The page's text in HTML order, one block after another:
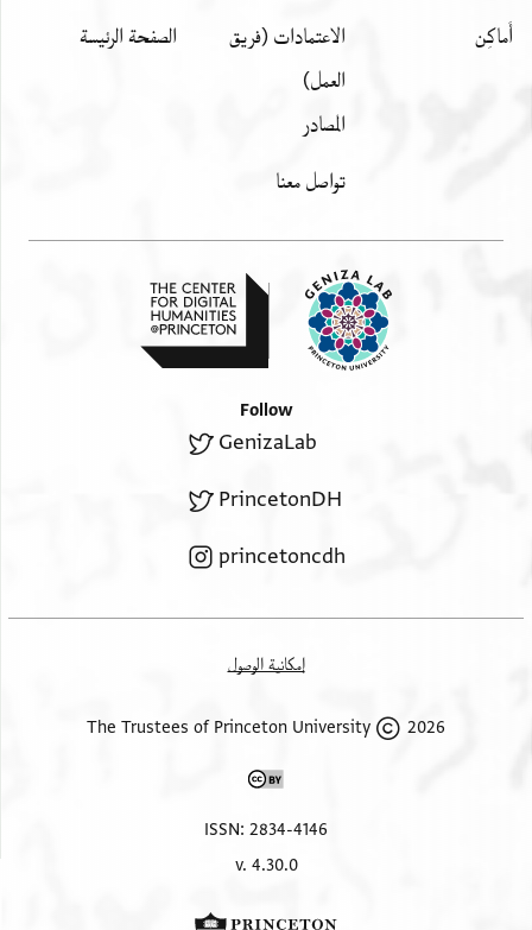
أَماكِن
الاعتمادات (فريق
العمل)
المصادر
تواصل معنا
الصفحة الرئيسة
Follow
GenizaLab
PrincetonDH
princetoncdh
إمكانية الوصول
2026 The Trustees of Princeton University
ISSN: 2834-4146
v. 4.30.0